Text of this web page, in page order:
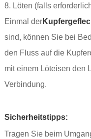
8. Löten (falls
Einmal der
sind, können Sie bei
den Fluss auf die
mit einem Löteisen den
Verbindung.
Sicherheitstipps:
Tragen Sie beim